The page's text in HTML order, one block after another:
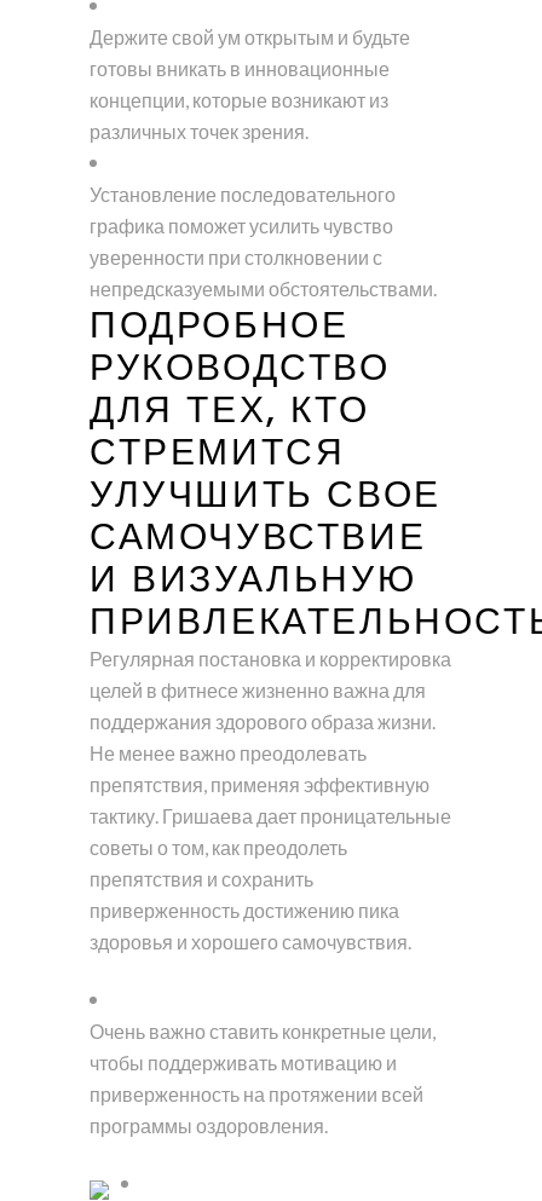
Держите свой ум открытым и будьте
готовы вникать в инновационные
концепции, которые возникают из
различных точек зрения.
Установление последовательного
графика поможет усилить чувство
уверенности при столкновении с
непредсказуемыми обстоятельствами.
ПОДРОБНОЕ
РУКОВОДСТВО
ДЛЯ ТЕХ, КТО
СТРЕМИТСЯ
УЛУЧШИТЬ СВОЕ
САМОЧУВСТВИЕ
И ВИЗУАЛЬНУЮ
Регулярная постановка и корректировка
целей в фитнесе жизненно важна для
поддержания здорового образа жизни.
Не менее важно преодолевать
препятствия, применяя эффективную
тактику. Гришаева дает проницательные
советы о том, как преодолеть
препятствия и сохранить
приверженность достижению пика
здоровья и хорошего самочувствия.
Очень важно ставить конкретные цели,
чтобы поддерживать мотивацию и
приверженность на протяжении всей
программы оздоровления.